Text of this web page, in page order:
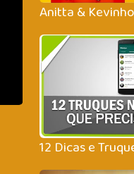
Anitta &
12 Dicas e